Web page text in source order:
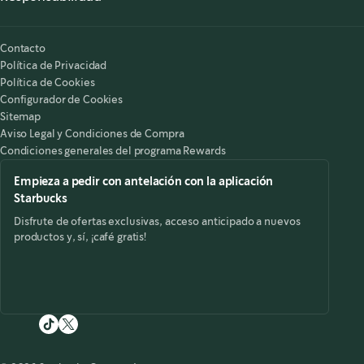
Contacto
Política de Privacidad
Política de Cookies
Configurador de Cookies
Sitemap
Aviso Legal y Condiciones de Compra
Condiciones generales del programa Rewards
Empieza a pedir con antelación con la aplicación
Starbucks
Disfrute de ofertas exclusivas, acceso anticipado a nuevos
productos y, sí, ¡café gratis!